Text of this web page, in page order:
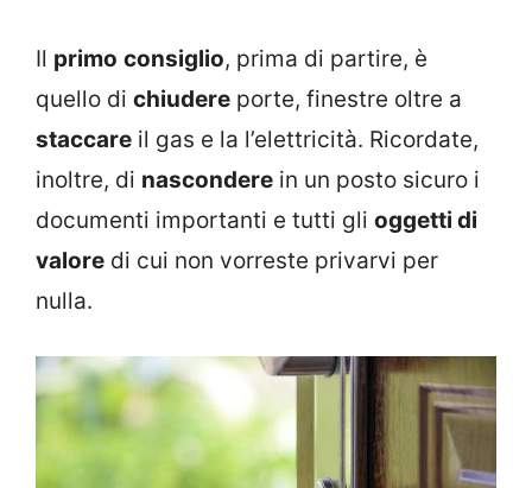
Il primo consiglio, prima di partire, è
quello di chiudere porte, finestre oltre a
staccare il gas e la l’elettricità. Ricordate,
inoltre, di nascondere in un posto sicuro i
documenti importanti e tutti gli oggetti di
valore di cui non vorreste privarvi per
nulla.